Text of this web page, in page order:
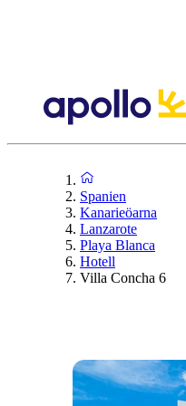
Spanien
Kanarieöarna
Lanzarote
Playa Blanca
Hotell
Villa Concha 6